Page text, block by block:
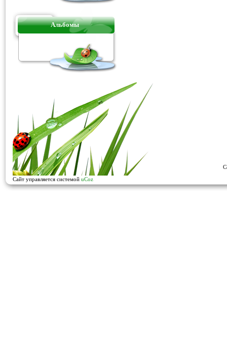
Альбомы
Сайт управляется системой uCoz